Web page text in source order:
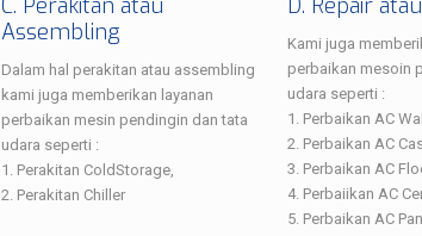
C. Perakitan atau
Assembling
Dalam hal perakitan atau assembling
kami juga memberikan layanan
perbaikan mesin pendingin dan tata
udara seperti :
1. Perakitan ColdStorage,
2. Perakitan Chiller
D. Repair
Kami juga
perbaikan mesoin
udara seperti :
1. Perbaikan AC
2. Perbaikan AC
3. Perbaikan AC
4. Perbaiikan AC
5. Perbaikan AC